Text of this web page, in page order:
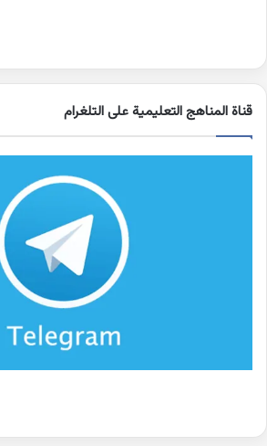
قناة المناهج التعليمية على التلغرام